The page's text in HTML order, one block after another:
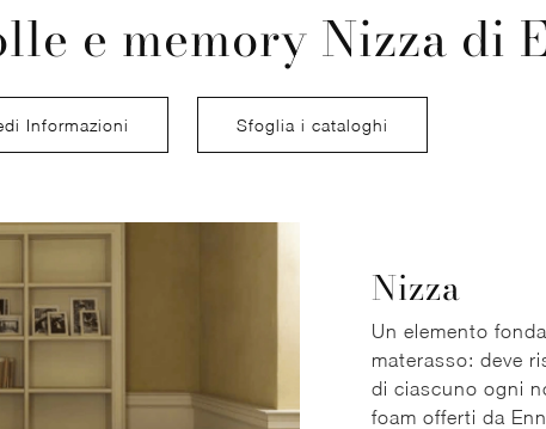
e memory Nizza di
Informazioni Sfoglia i cataloghi
Nizza
Un elemento
materasso: deve
di ciascuno ogni
foam offerti da